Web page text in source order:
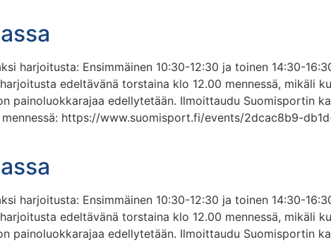
harjoitusta: Ensimmäinen 10:30-12:30 ja toinen 14:30-
edeltävänä torstaina klo 12.00 mennessä, mikäli
painoluokkarajaa edellytetään. Ilmoittaudu Suomisportin
https://www.suomisport.fi/events/2dcac8b9-
harjoitusta: Ensimmäinen 10:30-12:30 ja toinen 14:30-
edeltävänä torstaina klo 12.00 mennessä, mikäli
painoluokkarajaa edellytetään. Ilmoittaudu Suomisportin